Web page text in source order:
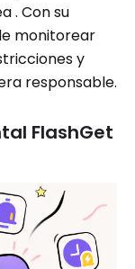
. Con su
monitorear
y
responsable.
FlashGet